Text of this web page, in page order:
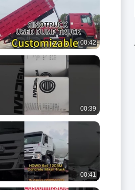
00:42
00:39
00:41